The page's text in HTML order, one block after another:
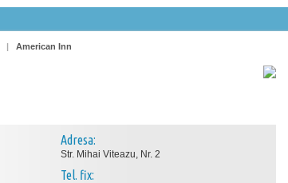
| American Inn
Adresa:
Str. Mihai Viteazu, Nr. 2
Tel. fix: